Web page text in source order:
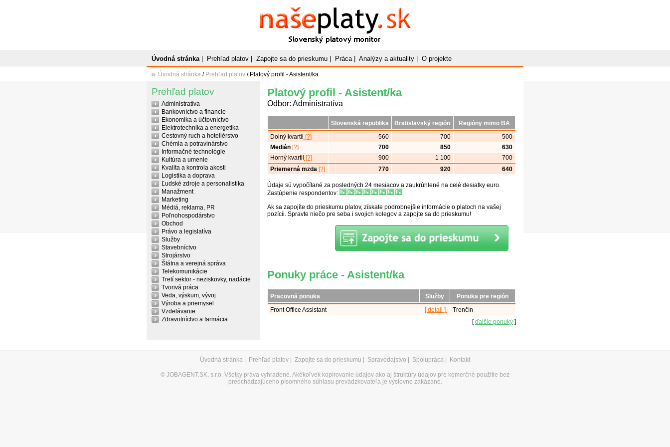
NašePlaty.sk
Slovenský platový monitor
Úvodná stránka| Prehľad platov Zapojte sa do prieskumu Práca| Analýzy a aktuality O projekte
Úvodná stránka / Prehľad platov / Platový profil - Asistent/ka
Prehľad platov
Administratíva
Bankovníctvo a financie
Ekonomika a účtovníctvo
Elektrotechnika a energetika
Cestovný ruch a hoteliérstvo
Chémia a potravinárstvo
Informačné technológie
Kultúra a umenie
Kvalita a kontrola akosti
Logistika a doprava
Ľudské zdroje a personalistika
Manažment
Marketing
Médiá, reklama, PR
Poľnohospodárstvo
Obchod
Právo a legislatíva
Služby
Stavebníctvo
Strojárstvo
Štátna a verejná správa
Telekomunikácie
Tretí sektor - neziskovky, nadácie
Tvorivá práca
Veda, výskum, vývoj
Výroba a priemysel
Vzdelávanie
Zdravotníctvo a farmácia
Platový profil - Asistent/ka
Odbor: Administratíva
Slovenská republika Bratislavský región
Regióny mimo BA
Dolný kvartil
[?] 560 700
500
Medián[?] 700 850
630
Horný kvartil
[?] 900 1 100
700
Priemerná mzda[?] 770 920 640
Údaje sú vypočítané za posledných 24 mesiacov a zaukrúhlené na celé desiatky euro.
Zastúpenie respondentov:
Ak sa zapojíte do prieskumu platov, získate podrobnejšie informácie o platoch na vašej
pozícii. Spravte niečo pre seba i svojich kolegov a zapojte sa do prieskumu!
Ponuky práce - Asistent/ka
Pracovná ponuka Služby
Ponuka pre región
Front Office Assistant
[ detail ]
Trenčín
[ďalšie ponuky ]
Úvodná stránka Prehľad platov Zapojte sa do prieskumu Spravodajstvo Spolupráca Kontakt
© JOBAGENT.SK, s.r.o. Všetky práva vyhradené. Akékoľvek kopírovanie údajov ako aj štruktúry údajov pre komerčné použitie bez
predchádzajúceho písomného súhlasu prevádzkovateľa je výslovne zakázané.